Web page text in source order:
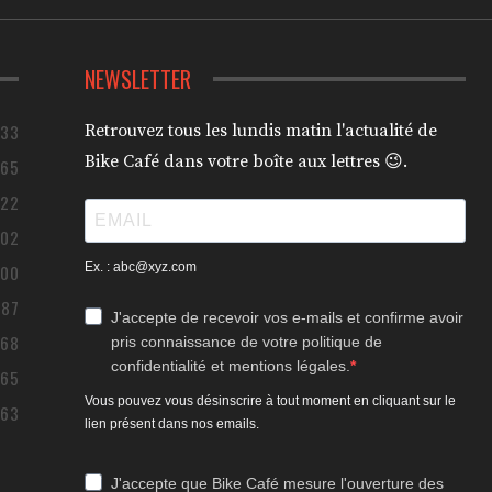
NEWSLETTER
Retrouvez tous les lundis matin l'actualité de
Bike Café dans votre boîte aux lettres 😉.
Ex. : abc@xyz.com
J'accepte de recevoir vos e-mails et confirme avoir
pris connaissance de votre politique de
confidentialité et mentions légales.
Vous pouvez vous désinscrire à tout moment en cliquant sur le
lien présent dans nos emails.
J'accepte que Bike Café mesure l'ouverture des